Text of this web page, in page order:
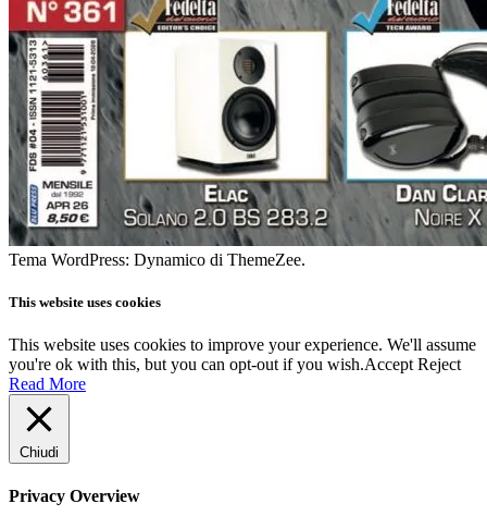
Tema WordPress: Dynamico di ThemeZee.
This website uses cookies
This website uses cookies to improve your experience. We'll assume
you're ok with this, but you can opt-out if you wish.Accept Reject
Read More
Chiudi
Privacy Overview